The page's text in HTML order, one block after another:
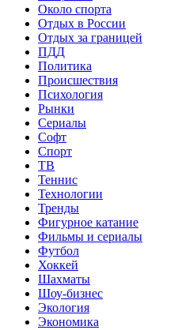
Около спорта
Отдых в России
Отдых за границей
ПДД
Политика
Происшествия
Психология
Рынки
Сериалы
Софт
Спорт
ТВ
Теннис
Технологии
Тренды
Фигурное катание
Фильмы и сериалы
Футбол
Хоккей
Шахматы
Шоу-бизнес
Экология
Экономика